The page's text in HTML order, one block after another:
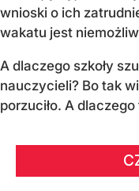
wnioski o ich
wakatu jest
A dlaczego szkoły
nauczycieli? Bo tak
porzuciło. A